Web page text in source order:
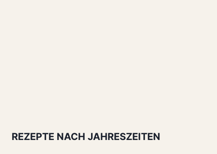
REZEPTE NACH JAHRESZEITEN